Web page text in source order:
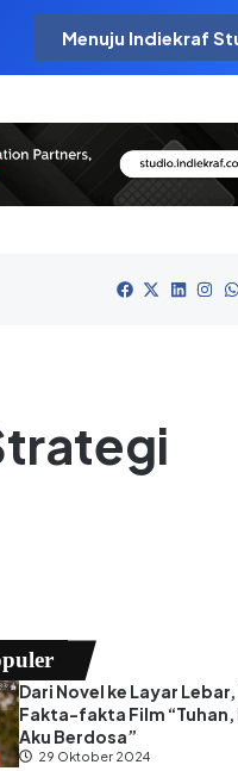
Menuju Indiekraf
Dari Novel ke Layar Lebar,
Fakta-fakta Film “Tuhan,
Aku Berdosa”
29 Oktober 2024